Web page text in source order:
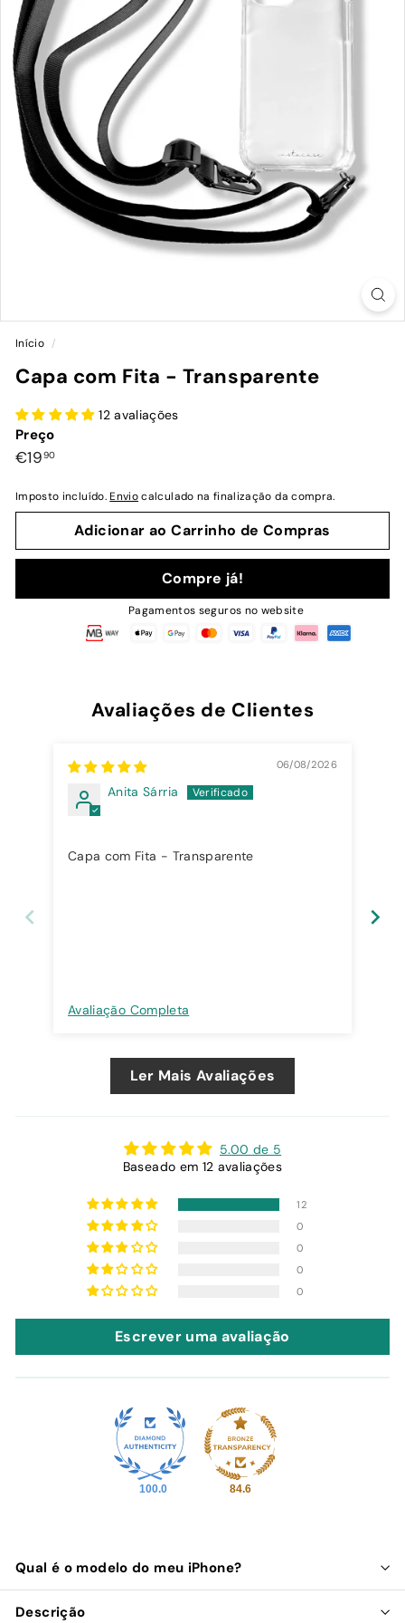
Início /
Capa com Fita - Transparente
12 avaliações
Preço
Preço
€1990€19,90
Imposto incluído.Enviocalculado na finalização da compra.
Adicionar ao Carrinho de Compras
Compre já!
Pagamentos seguros no website
Avaliações de Clientes
06/08/2026
Anita Sárria
Capa com Fita - Transparente
Avaliação Completa
Ler Mais Avaliações
5.00 de 5
Baseado em 12 avaliações
12
0
0
0
0
Escrever uma avaliação
100.0 84.6
Qual é o modelo do meu iPhone?
Descrição